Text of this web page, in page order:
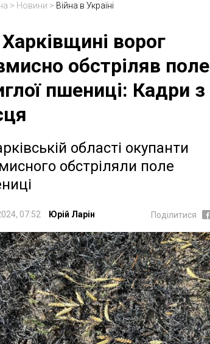
> Новини > Війна в Україні
ворог
обстріляв поле
пшениці: Кадри з
області окупанти
обстріляли поле
07:52 Юрій Ларін Поділитися